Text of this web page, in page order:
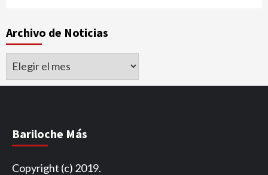
Archivo de Noticias
Archivo
Bariloche Más
Copyright (c) 2019.